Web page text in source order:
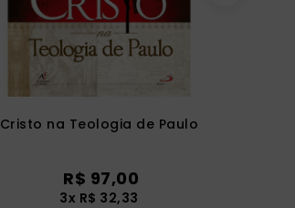
Cristo na Teologia de Paulo
R$ 97,00
3x R$ 32,33